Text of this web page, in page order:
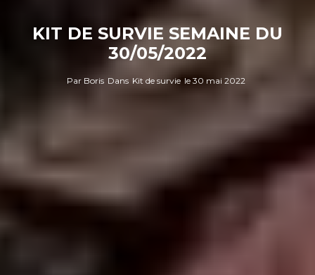
KIT DE SURVIE SEMAINE DU
30/05/2022
Par Boris Dans Kit de survie le 30 mai 2022